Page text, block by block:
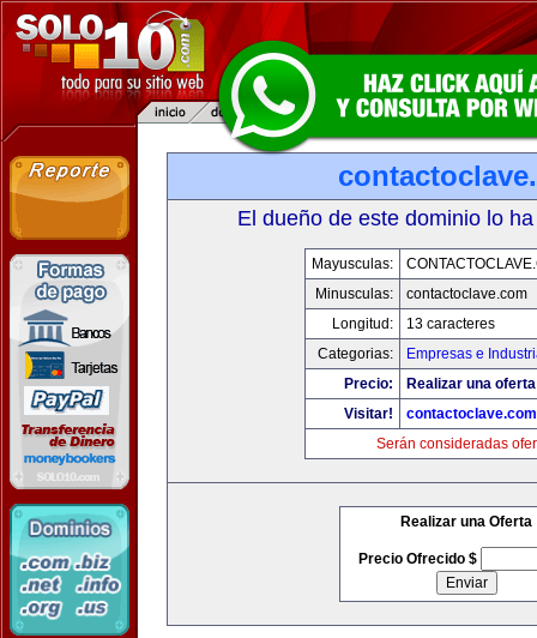
El dueño de este dominio lo
Mayusculas:
Minusculas:
contactoclave.com
Longitud:
13 caracteres
Categorias:
Empresas e
Precio:
Realizar una
Visitar!
contactoclave.com
Serán consideradas
Realizar una Oferta
Precio Ofrecido $